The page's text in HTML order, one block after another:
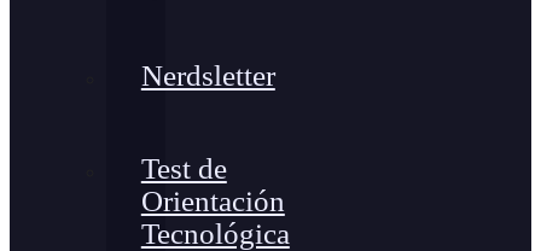
Nerdsletter
Test de
Orientación
Tecnológica